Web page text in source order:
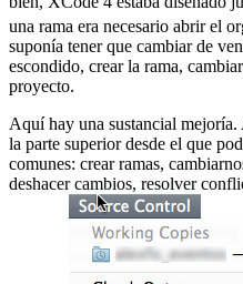
una rama era necesario abrir el
suponía tener que cambiar de
escondido, crear la rama,
proyecto.
Aquí hay una sustancial
la parte superior desde el que
comunes: crear ramas,
deshacer cambios, resolver